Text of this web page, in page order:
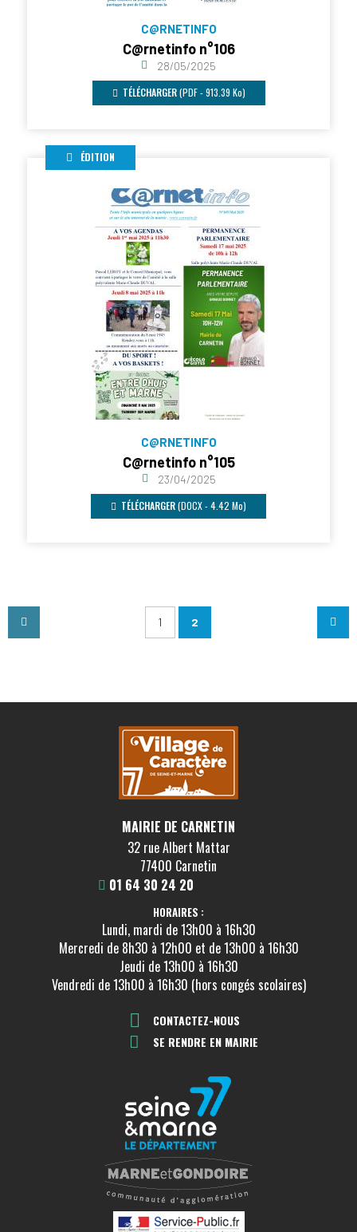
C@RNETINFO
C@rnetinfo n°106
28/05/2025
TÉLÉCHARGER(PDF - 913.39 Ko)
ÉDITION
C@RNETINFO
C@rnetinfo n°105
23/04/2025
TÉLÉCHARGER(DOCX - 4.42 Mo)
1 2
MAIRIE DE CARNETIN
32 rue Albert Mattar
77400 Carnetin
01 64 30 24 20
HORAIRES :
Lundi, mardi de 13h00 à 16h30
Mercredi de 8h30 à 12h00 et de 13h00 à 16h30
Jeudi de 13h00 à 16h30
Vendredi de 13h00 à 16h30 (hors congés scolaires)
CONTACTEZ-NOUS
SE RENDRE EN MAIRIE